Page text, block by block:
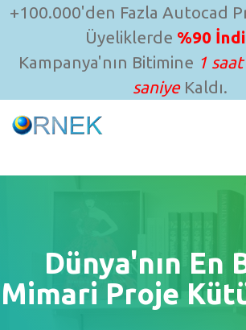
+100.000'den Fazla Autocad
Üyeliklerde %90
Kampanya'nın Bitimine 1
saniyeKaldı.
Dünya'nın En
Mimari Proje